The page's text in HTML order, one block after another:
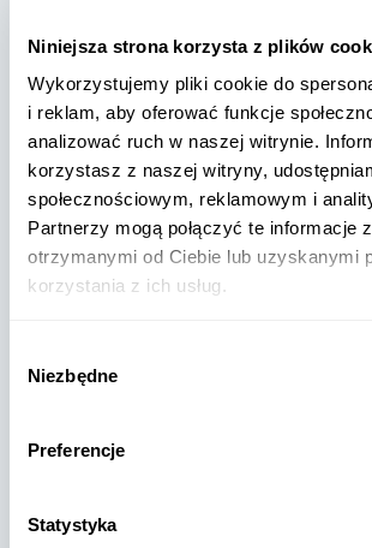
Niniejsza strona korzysta z plików
Wykorzystujemy pliki cookie do
i reklam, aby oferować funkcje
analizować ruch w naszej witrynie.
korzystasz z naszej witryny,
społecznościowym, reklamowym i
Partnerzy mogą połączyć te informacje
otrzymanymi od Ciebie lub uzyskanymi
korzystania z ich usług.
zgody
Niezbędne
Preferencje
Statystyka
partners@w8shippingpl.com
+48 572 567 718
W8 Shipping PL Grójecka , 194/2
na mapie
Magazyny W8 Shipping USA
1305 Cavalier Blvd